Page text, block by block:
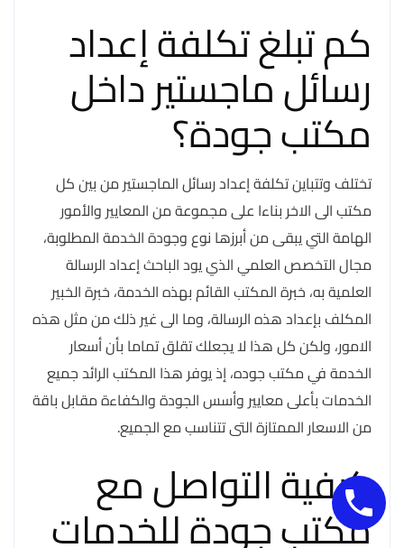
كم تبلغ تكلفة إعداد
رسائل ماجستير داخل
مكتب جودة؟
تختلف وتتباين تكلفة إعداد رسائل الماجستير من بين كل
مكتب الى الاخر بناءا على مجموعة من المعايير والأمور
الهامة التي يبقى من أبرزها نوع وجودة الخدمة المطلوبة،
مجال التخصص العلمي الذي يود الباحث إعداد الرسالة
العلمية به، خبرة المكتب القائم بهذه الخدمة، خبرة الخبير
المكلف بإعداد هذه الرسالة، وما الى غير ذلك من مثل هذه
الامور، ولكن كل هذا لا يجعلك تقلق تماما بأن أسعار
الخدمة في مكتب جوده، إذ يوفر هذا المكتب الرائد جميع
الخدمات بأعلى معايير وأسس الجودة والكفاءة مقابل باقة
من الاسعار الممتازة التى تتناسب مع الجميع.
كيفية التواصل مع
مكتب جودة للخدمات